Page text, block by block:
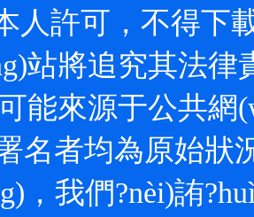
許可，不得下
站將追究其法律
可能來源于公共網
名者均為原始狀
，我們?nèi)